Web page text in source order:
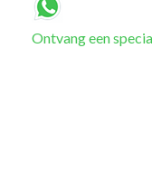
Ontvang een